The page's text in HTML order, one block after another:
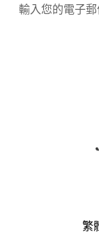
語言
繁